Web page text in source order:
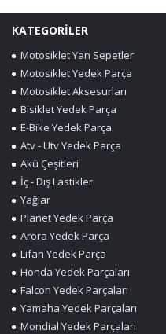
KATEGORİLER
Motosiklet Yan Sepetler
Motosiklet Yedek Parça
Motosiklet Aksesurları
Bisiklet Yedek Parça
E-Bike Yedek Parça
Atv - Utv Yedek Parça
Akü Çeşitleri
İç - Dış Lastikler
Yağlar
Planet Yedek Parça
Arora Yedek Parça
Lifan Yedek Parça
Honda Yedek Parçaları
Falcon Yedek Parçaları
Yamaha Yedek Parçaları
Mondial Yedek Parçaları